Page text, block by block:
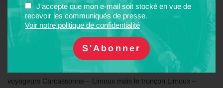
J'accepte que mon e-mail soit stocké en vue de
recevoir les communiqués de presse.
Voir notre politique de confidentialité
En 2018, en pleine période de fermeture de petites lignes,
pouvoirs publics, syndicats et associations (dont ALF Association
pour le maintien et le développement de la Ligne Ferroviaire
Carcassonne – Quillan) obtiennent le maintien de la ligne
voyageurs Carcassonne – Limoux mais le tronçon Limoux –